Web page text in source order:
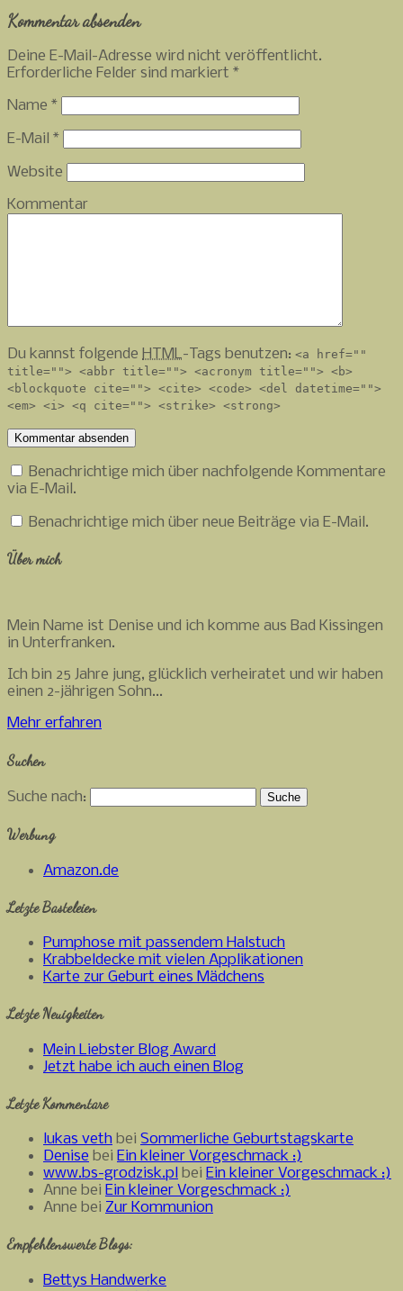
Kommentar absenden
Deine E-Mail-Adresse wird nicht veröffentlicht.
Erforderliche Felder sind markiert *
Name *
E-Mail *
Website
Kommentar
Du kannst folgende HTML-Tags benutzen: <a href=""
title=""> <abbr title=""> <acronym title=""> <b>
<blockquote cite=""> <cite> <code> <del datetime="">
<em> <i> <q cite=""> <strike> <strong>
Benachrichtige mich über nachfolgende Kommentare
via E-Mail.
Benachrichtige mich über neue Beiträge via E-Mail.
Über mich
Mein Name ist Denise und ich komme aus Bad Kissingen
in Unterfranken.
Ich bin 25 Jahre jung, glücklich verheiratet und wir haben
einen 2-jährigen Sohn...
Mehr erfahren
Suchen
Suche nach:
Werbung
Amazon.de
Letzte Basteleien
Pumphose mit passendem Halstuch
Krabbeldecke mit vielen Applikationen
Karte zur Geburt eines Mädchens
Letzte Neuigkeiten
Mein Liebster Blog Award
Jetzt habe ich auch einen Blog
Letzte Kommentare
lukas veth bei Sommerliche Geburtstagskarte
Denise bei Ein kleiner Vorgeschmack :)
www.bs-grodzisk.pl bei Ein kleiner Vorgeschmack :)
Anne bei Ein kleiner Vorgeschmack :)
Anne bei Zur Kommunion
Empfehlenswerte Blogs:
Bettys Handwerke